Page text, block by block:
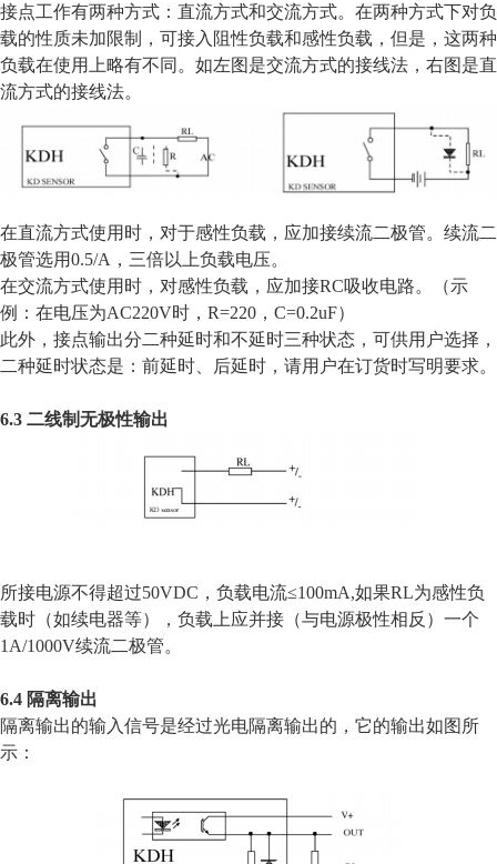
接点工作有两种方式：直流方式和交流方式。在两种方式下对负
载的性质未加限制，可接入阻性负载和感性负载，但是，这两种
负载在使用上略有不同。如左图是交流方式的接线法，右图是直
流方式的接线法。
在直流方式使用时，对于感性负载，应加接续流二极管。续流二
极管选用0.5/A，三倍以上负载电压。
在交流方式使用时，对感性负载，应加接RC吸收电路。（示
例：在电压为AC220V时，R=220，C=0.2uF）
此外，接点输出分二种延时和不延时三种状态，可供用户选择，
二种延时状态是：前延时、后延时，请用户在订货时写明要求。
6.3 二线制无极性输出
所接电源不得超过50VDC，负载电流≤100mA,如果RL为感性负
载时（如续电器等），负载上应并接（与电源极性相反）一个
1A/1000V续流二极管。
6.4 隔离输出
隔离输出的输入信号是经过光电隔离输出的，它的输出如图所
示：